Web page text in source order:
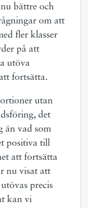
bättre och
om att
fler klasser
på att
utöva
fortsätta.
utan
det
än vad som
positiva till
att fortsätta
nu visat att
precis
kan vi